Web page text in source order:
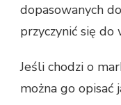
dopasowanych
przyczynić się do
Jeśli chodzi o
można go opisać